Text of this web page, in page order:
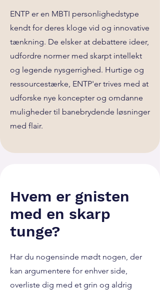
ENTP er en MBTI personlighedstype
kendt for deres kloge vid og innovative
tænkning. De elsker at debattere ideer,
udfordre normer med skarpt intellekt
og legende nysgerrighed. Hurtige og
ressourcestærke, ENTP'er trives med at
udforske nye koncepter og omdanne
muligheder til banebrydende løsninger
med flair.
Hvem er gnisten
med en skarp
tunge?
Har du nogensinde mødt nogen, der
kan argumentere for enhver side,
overliste dig med et grin og aldrig